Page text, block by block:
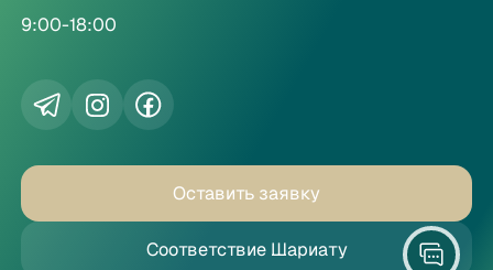
9:00-18:00
Оставить заявку
Соответствие Шариату